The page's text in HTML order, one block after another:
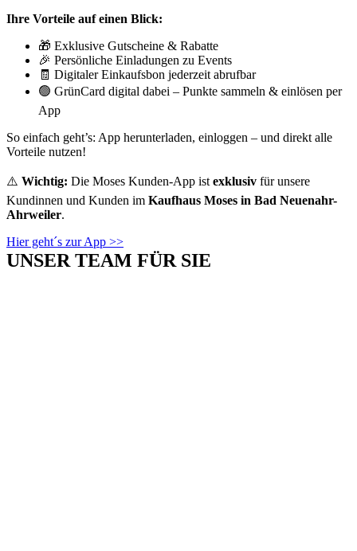
Ihre Vorteile auf einen Blick:
🎁 Exklusive Gutscheine & Rabatte
🎉 Persönliche Einladungen zu Events
🧾 Digitaler Einkaufsbon jederzeit abrufbar
🟢 GrünCard digital dabei – Punkte sammeln & einlösen per
App
So einfach geht’s: App herunterladen, einloggen – und direkt alle
Vorteile nutzen!
⚠️ Wichtig: Die Moses Kunden-App ist exklusiv für unsere
Kundinnen und Kunden im Kaufhaus Moses in Bad Neuenahr-
Ahrweiler.
Hier geht´s zur App >>
UNSER TEAM FÜR SIE